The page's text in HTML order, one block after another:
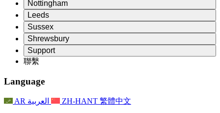
Nottingham
Review
評審主席
獨立審核小組
職權範圍
獨立審查最終報告
常見問題
For Families
最新消息
Leeds
Review
評審主席
獨立審核小組
職權範圍
聯繫
家庭心理支持
家庭更新
事件
Sussex
Review
評審主席
獨立審核小組
職權範圍
聯繫
For Families
家庭心理支持
家庭更新
Shrewsbury
Review
產科複查的職權範圍
Reports
獨立審查的最終報告
獨立審查報告的首次報告
For Families
Support
Leeds
Nottingham
家庭心理支援服務
心理健康危機支援
聯繫
Language
AR العربية ZH-HANT 繁體中文